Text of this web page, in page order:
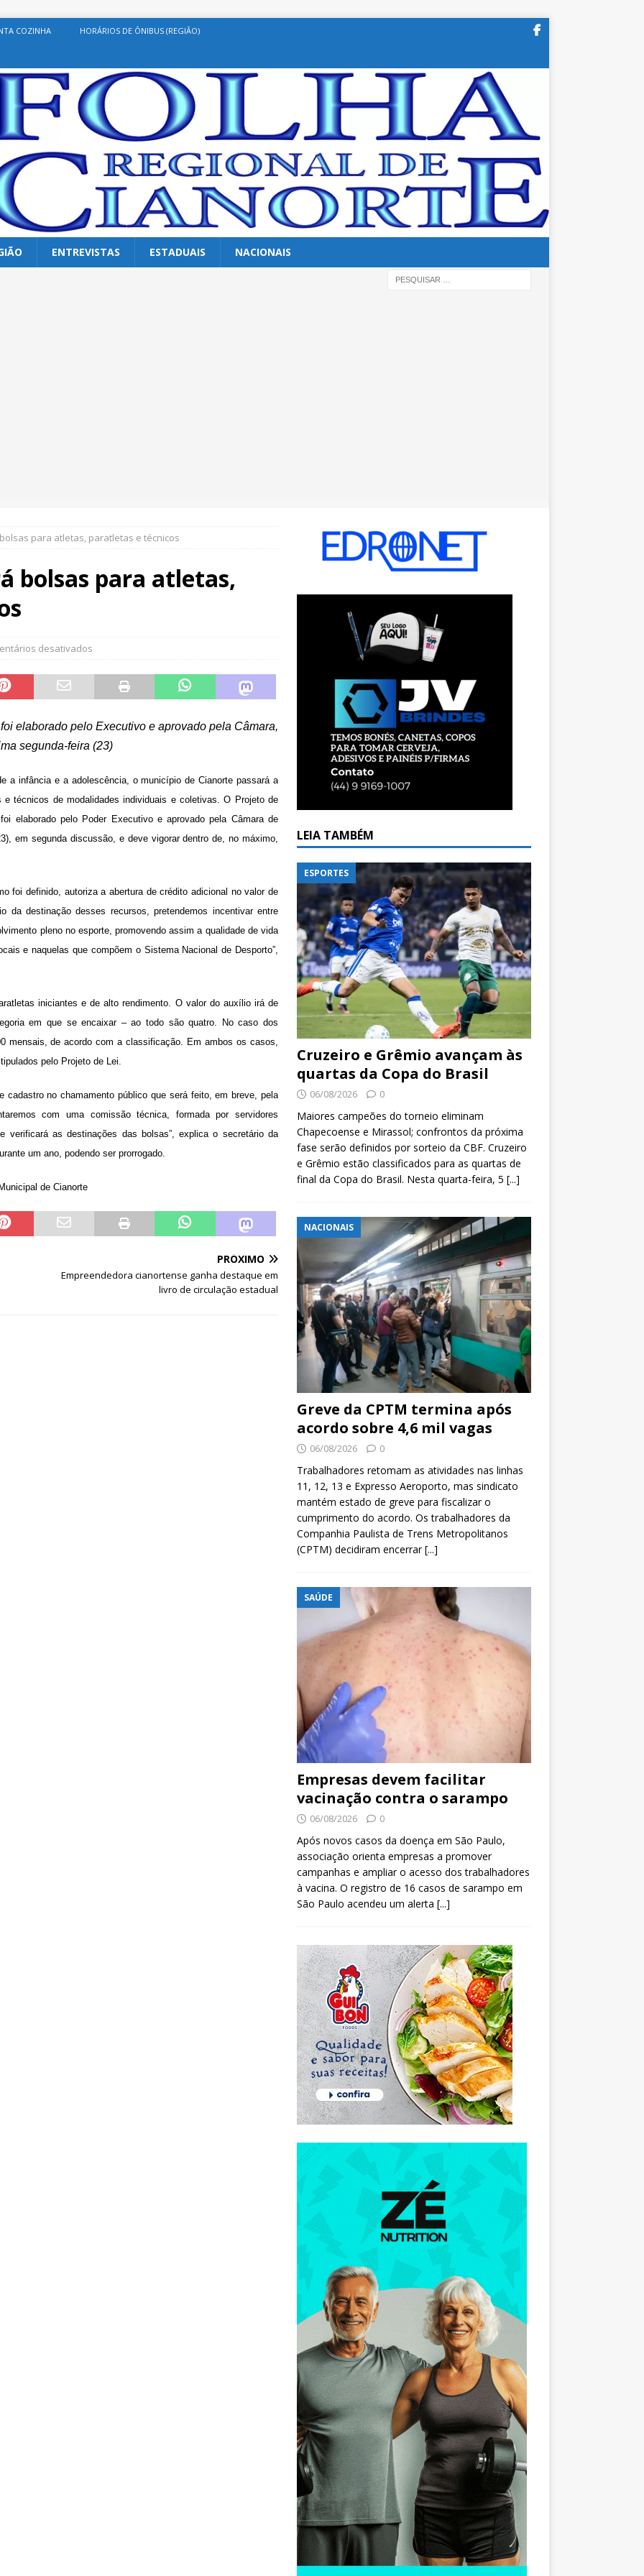
COZINHA HORÁRIOS DE ÔNIBUS (REGIÃO)
ENTREVISTAS ESTADUAIS NACIONAIS
para atletas, paratletas e técnicos
bolsas para atletas,
desativados
elaborado pelo Executivo e aprovado pela Câmara,
segunda-feira (23)
a infância e a adolescência, o município de Cianorte passará a
técnicos de modalidades individuais e coletivas. O Projeto de
elaborado pelo Poder Executivo e aprovado pela Câmara de
em segunda discussão, e deve vigorar dentro de, no máximo,
foi definido, autoriza a abertura de crédito adicional no valor de
da destinação desses recursos, pretendemos incentivar entre
pleno no esporte, promovendo assim a qualidade de vida
e naquelas que compõem o Sistema Nacional de Desporto”,
iniciantes e de alto rendimento. O valor do auxílio irá de
em que se encaixar – ao todo são quatro. No caso dos
mensais, de acordo com a classificação. Em ambos os casos,
pelo Projeto de Lei.
no chamamento público que será feito, em breve, pela
com uma comissão técnica, formada por servidores
verificará as destinações das bolsas”, explica o secretário da
um ano, podendo ser prorrogado.
de Cianorte
PRÓXIMO
Empreendedora cianortense ganha destaque em
livro de circulação estadual
LEIA TAMBÉM
ESPORTES
Cruzeiro e Grêmio avançam às
quartas da Copa do Brasil
06/08/2026 0
Maiores campeões do torneio eliminam
Chapecoense e Mirassol; confrontos da próxima
fase serão definidos por sorteio da CBF. Cruzeiro
e Grêmio estão classificados para as quartas de
final da Copa do Brasil. Nesta quarta-feira, 5 [...]
NACIONAIS
Greve da CPTM termina após
acordo sobre 4,6 mil vagas
06/08/2026 0
Trabalhadores retomam as atividades nas linhas
11, 12, 13 e Expresso Aeroporto, mas sindicato
mantém estado de greve para fiscalizar o
cumprimento do acordo. Os trabalhadores da
Companhia Paulista de Trens Metropolitanos
(CPTM) decidiram encerrar[...]
SAÚDE
Empresas devem facilitar
vacinação contra o sarampo
06/08/2026 0
Após novos casos da doença em São Paulo,
associação orienta empresas a promover
campanhas e ampliar o acesso dos trabalhadores
à vacina. O registro de 16 casos de sarampo em
São Paulo acendeu um alerta [...]